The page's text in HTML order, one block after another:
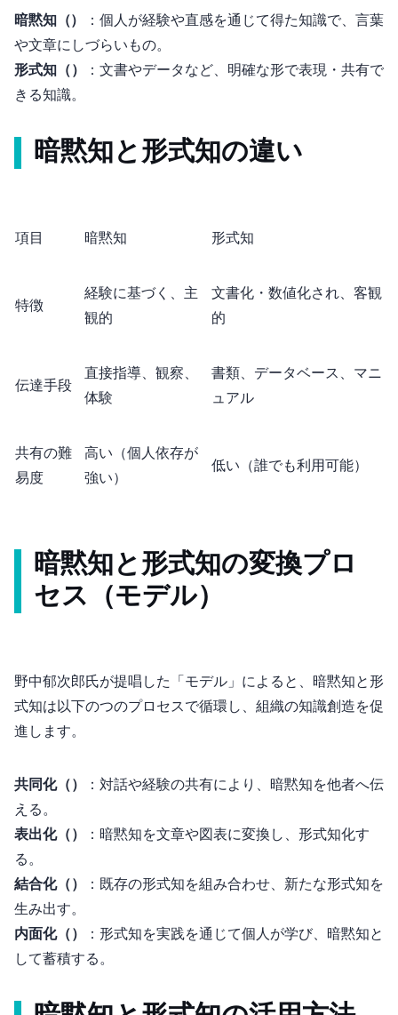
暗黙知（Tacit Knowledge）
：個人が経験や直感を通じて得た知識で、言葉
や文章にしづらいもの。
形式知（Explicit Knowledge）
：文書やデータなど、明確な形で表現・共有で
きる知識。
暗黙知と形式知の違い
項目 暗黙知 形式知
特徴
経験に基づく、主
観的
文書化・数値化され、客観
的
伝達手段
直接指導、観察、
体験
書類、データベース、マニ
ュアル
共有の難
易度
高い（個人依存が
強い）
低い（誰でも利用可能）
暗黙知と形式知の変換プロ
セス（SECIモデル）
野中郁次郎氏が提唱した「SECIモデル」によると、暗黙知と形
式知は以下の4つのプロセスで循環し、組織の知識創造を促
進します。
共同化（Socialization）
：対話や経験の共有により、暗黙知を他者へ伝
える。
表出化（Externalization）
：暗黙知を文章や図表に変換し、形式知化す
る。
結合化（Combination）
：既存の形式知を組み合わせ、新たな形式知を
生み出す。
内面化（Internalization）
：形式知を実践を通じて個人が学び、暗黙知と
して蓄積する。